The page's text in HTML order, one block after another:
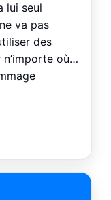
lui seul
va pas
des
où…